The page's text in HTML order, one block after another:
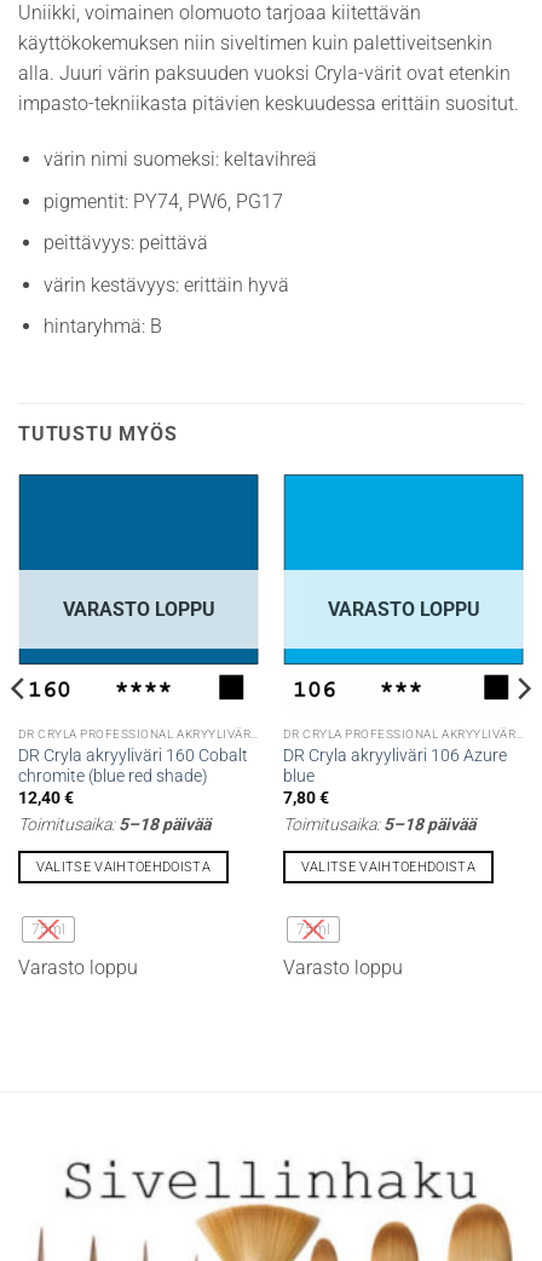
Uniikki, voimainen olomuoto tarjoaa kiitettävän
käyttökokemuksen niin siveltimen kuin palettiveitsenkin
alla. Juuri värin paksuuden vuoksi Cryla-värit ovat etenkin
impasto-tekniikasta pitävien keskuudessa erittäin suositut.
värin nimi suomeksi: keltavihreä
pigmentit: PY74, PW6, PG17
peittävyys: peittävä
värin kestävyys: erittäin hyvä
hintaryhmä: B
TUTUSTU MYÖS
VARASTO LOPPU
DR Cryla akryyliväri 160 Cobalt
chromite (blue red shade)
12,40€
Toimitusaika:5–18 päivää
VALITSE VAIHTOEHDOISTA
tuotteella
on
useampi
75ml
Varasto loppu
VARASTO LOPPU
DR Cryla akryyliväri 106 Azure
blue
7,80€
Toimitusaika:5–18 päivää
VALITSE VAIHTOEHDOISTA
tuotteella
on
useampi
75ml
Varasto loppu